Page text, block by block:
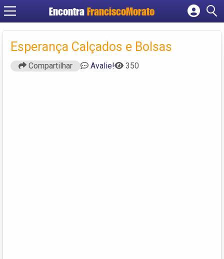
Encontra FranciscoMorato
Cadastrar empresa
Criar conta
Esperança Calçados e Bolsas
Compartilhar Avalie! 350